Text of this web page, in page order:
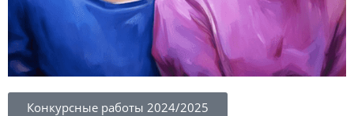
Конкурсные работы 2024/2025